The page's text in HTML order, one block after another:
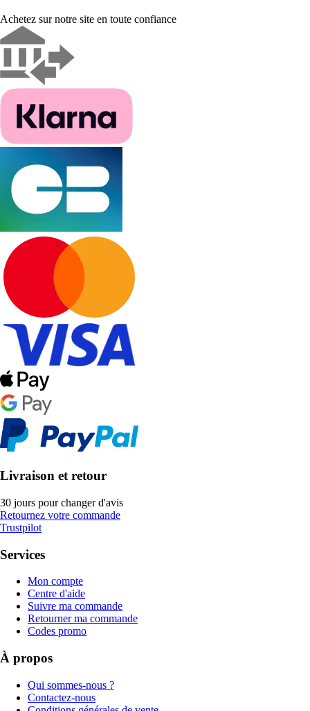
Achetez sur notre site en toute confiance
Livraison et retour
30 jours pour changer d'avis
Retournez votre commande
Trustpilot
Services
Mon compte
Centre d'aide
Suivre ma commande
Retourner ma commande
Codes promo
À propos
Qui sommes-nous ?
Contactez-nous